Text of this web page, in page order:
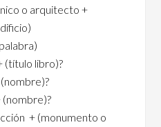
o arquitecto +
(título libro)?
(nombre)?
+ (monumento o